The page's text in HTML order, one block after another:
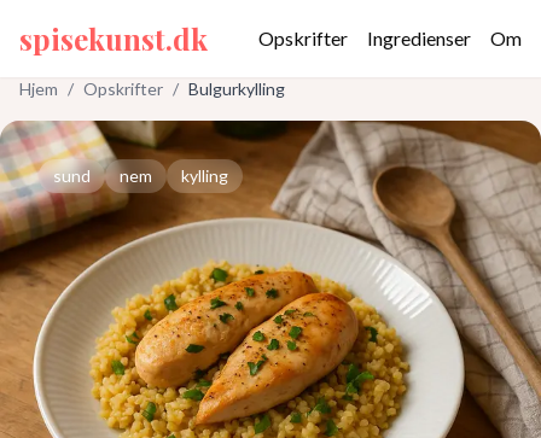
spisekunst.dk Opskrifter Ingredienser Om
Hjem / Opskrifter / Bulgurkylling
sund nem kylling